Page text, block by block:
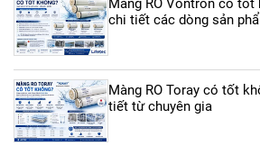
chi tiết các dòng sản
Màng RO Toray có tốt
tiết từ chuyên gia